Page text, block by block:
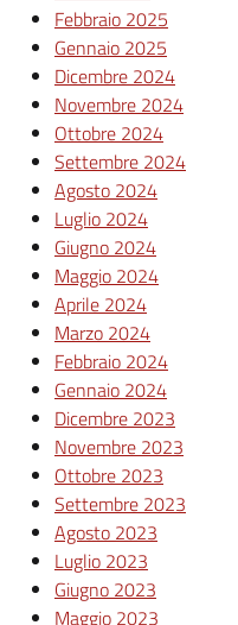
Febbraio 2025
Gennaio 2025
Dicembre 2024
Novembre 2024
Ottobre 2024
Settembre 2024
Agosto 2024
Luglio 2024
Giugno 2024
Maggio 2024
Aprile 2024
Marzo 2024
Febbraio 2024
Gennaio 2024
Dicembre 2023
Novembre 2023
Ottobre 2023
Settembre 2023
Agosto 2023
Luglio 2023
Giugno 2023
Maggio 2023